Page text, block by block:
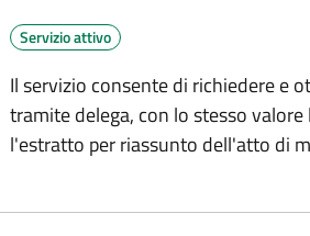
Servizio attivo
Il servizio consente di richiedere e
tramite delega, con lo stesso
l'estratto per riassunto dell'atto di